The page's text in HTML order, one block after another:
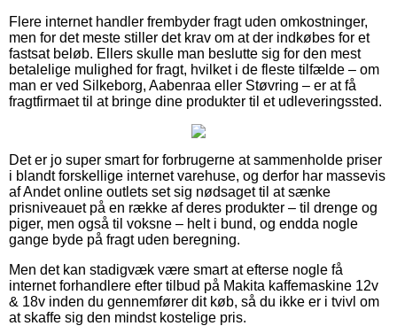
Flere internet handler frembyder fragt uden omkostninger,
men for det meste stiller det krav om at der indkøbes for et
fastsat beløb. Ellers skulle man beslutte sig for den mest
betalelige mulighed for fragt, hvilket i de fleste tilfælde – om
man er ved Silkeborg, Aabenraa eller Støvring – er at få
fragtfirmaet til at bringe dine produkter til et udleveringssted.
Det er jo super smart for forbrugerne at sammenholde priser
i blandt forskellige internet varehuse, og derfor har massevis
af Andet online outlets set sig nødsaget til at sænke
prisniveauet på en række af deres produkter – til drenge og
piger, men også til voksne – helt i bund, og endda nogle
gange byde på fragt uden beregning.
Men det kan stadigvæk være smart at efterse nogle få
internet forhandlere efter tilbud på Makita kaffemaskine 12v
& 18v inden du gennemfører dit køb, så du ikke er i tvivl om
at skaffe sig den mindst kostelige pris.